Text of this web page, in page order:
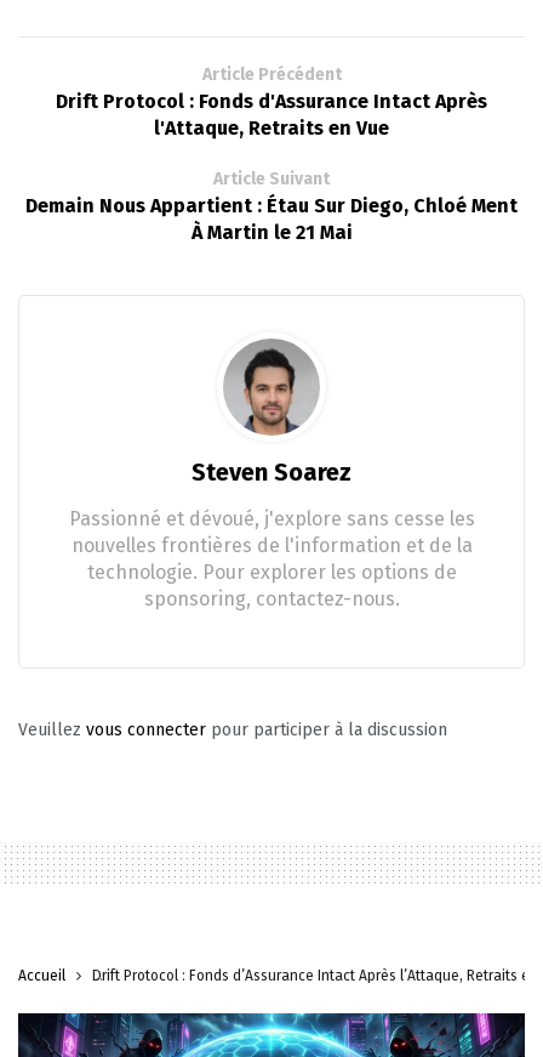
Article Précédent
Drift Protocol : Fonds d'Assurance Intact Après
l'Attaque, Retraits en Vue
Article Suivant
Demain Nous Appartient : Étau Sur Diego, Chloé Ment
À Martin le 21 Mai
Steven Soarez
Passionné et dévoué, j'explore sans cesse les
nouvelles frontières de l'information et de la
technologie. Pour explorer les options de
sponsoring, contactez-nous.
Veuillez vous connecter pour participer à la discussion
Accueil Drift Protocol : Fonds d’Assurance Intact Après l’Attaque, Retraits en